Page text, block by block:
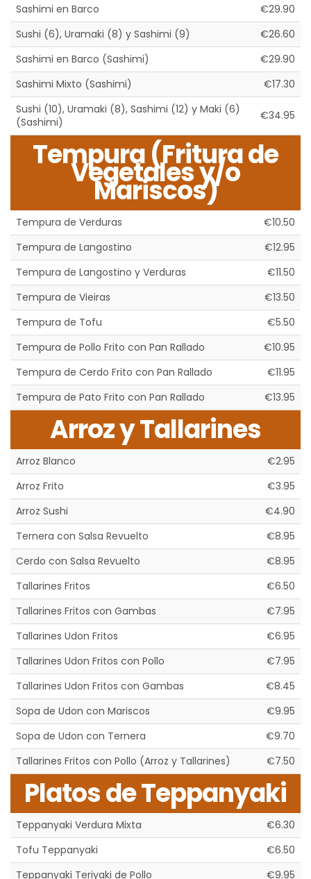
Sashimi en Barco
€29.90
Sushi (6), Uramaki (8) y Sashimi (9)
€26.60
Sashimi en Barco (Sashimi)
€29.90
Sashimi Mixto (Sashimi)
€17.30
Sushi (10), Uramaki (8), Sashimi (12) y Maki (6)
(Sashimi)
€34.95
Tempura (Fritura de
Vegetales y/o
Mariscos)
Tempura de Verduras
€10.50
Tempura de Langostino
€12.95
Tempura de Langostino y Verduras
€11.50
Tempura de Vieiras
€13.50
Tempura de Tofu
€5.50
Tempura de Pollo Frito con Pan Rallado
€10.95
Tempura de Cerdo Frito con Pan Rallado
€11.95
Tempura de Pato Frito con Pan Rallado
€13.95
Arroz y Tallarines
Arroz Blanco
€2.95
Arroz Frito
€3.95
Arroz Sushi
€4.90
Ternera con Salsa Revuelto
€8.95
Cerdo con Salsa Revuelto
€8.95
Tallarines Fritos
€6.50
Tallarines Fritos con Gambas
€7.95
Tallarines Udon Fritos
€6.95
Tallarines Udon Fritos con Pollo
€7.95
Tallarines Udon Fritos con Gambas
€8.45
Sopa de Udon con Mariscos
€9.95
Sopa de Udon con Ternera
€9.70
Tallarines Fritos con Pollo (Arroz y Tallarines)
€7.50
Platos de Teppanyaki
Teppanyaki Verdura Mixta
€6.30
Tofu Teppanyaki
€6.50
Teppanyaki Teriyaki de Pollo
€9.95